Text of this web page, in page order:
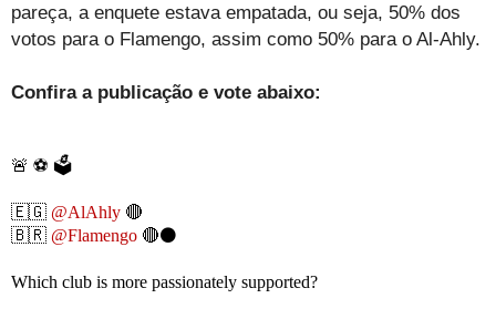
pareça, a enquete estava empatada, ou seja, 50% dos
votos para o Flamengo, assim como 50% para o Al-Ahly.
Confira a publicação e vote abaixo:
🚨 ⚽️ 🗳️
🇪🇬 @AlAhly 🔴
🇧🇷 @Flamengo 🔴⚫️
Which club is more passionately supported?